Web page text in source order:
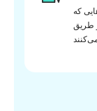
که
طریق